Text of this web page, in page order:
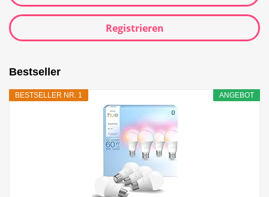
Registrieren
Bestseller
ANGEBOT
BESTSELLER NR. 1